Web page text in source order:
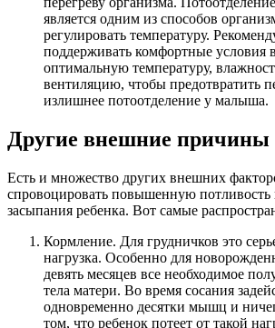
является одним из способов
регулировать температуру.
поддерживать комфортные условия
оптимальную температуру,
вентиляцию, чтобы предотвратить
излишнее потоотделение у малыша.
Другие внешние причины
Есть и множество других внешних
спровоцировать повышенную потливость
засыпания ребенка. Вот самые
Кормление. Для грудничков это
нагрузка. Особенно для
девять месяцев все необходимое
тела матери. Во время сосания
одновременно десятки мышц и
том, что ребенок потеет от такой